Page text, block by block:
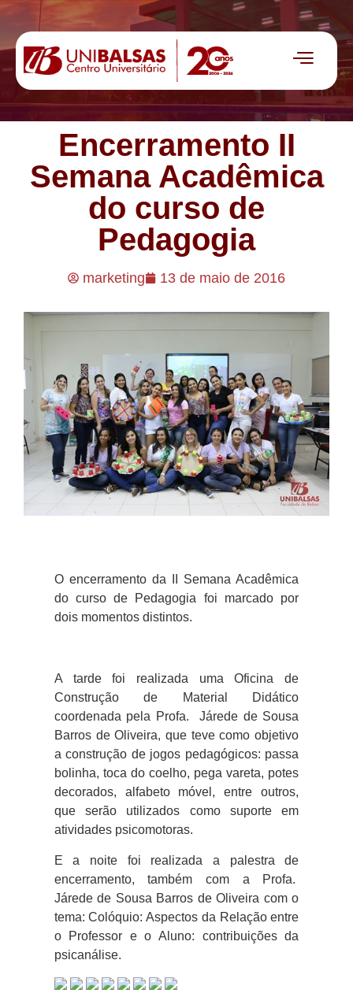
Encerramento II
Semana Acadêmica
do curso de
Pedagogia
marketing 13 de maio de 2016
O encerramento da II Semana Acadêmica
do curso de Pedagogia foi marcado por
dois momentos distintos.
A tarde foi realizada uma Oficina de
Construção de Material Didático
coordenada pela Profa. Járede de Sousa
Barros de Oliveira, que teve como objetivo
a construção de jogos pedagógicos: passa
bolinha, toca do coelho, pega vareta, potes
decorados, alfabeto móvel, entre outros,
que serão utilizados como suporte em
atividades psicomotoras.
E a noite foi realizada a palestra de
encerramento, também com a Profa.
Járede de Sousa Barros de Oliveira com o
tema: Colóquio: Aspectos da Relação entre
o Professor e o Aluno: contribuições da
psicanálise.